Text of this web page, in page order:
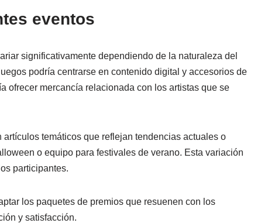
eventos
significativamente dependiendo de la naturaleza del
podría centrarse en contenido digital y accesorios de
ofrecer mercancía relacionada con los artistas que se
temáticos que reflejan tendencias actuales o
o equipo para festivales de verano. Esta variación
participantes.
los paquetes de premios que resuenen con los
y satisfacción.